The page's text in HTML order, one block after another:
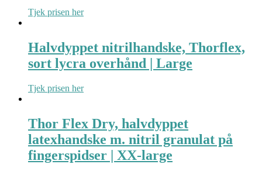
Tjek prisen her
Halvdyppet nitrilhandske, Thorflex,
sort lycra overhånd | Large
Tjek prisen her
Thor Flex Dry, halvdyppet
latexhandske m. nitril granulat på
fingerspidser | XX-large